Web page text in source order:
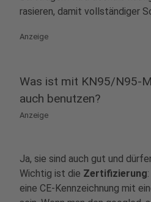
rasieren, damit vollständiger
Anzeige
Was ist mit KN95/N95-
auch benutzen?
Anzeige
Ja, sie sind auch gut und
Wichtig ist die Zertifizierung
eine CE-Kennzeichnung mit